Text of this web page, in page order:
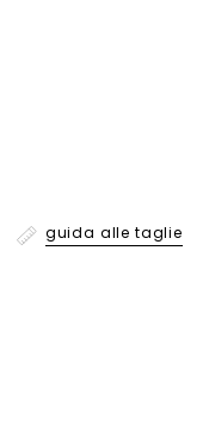
guida alle taglie